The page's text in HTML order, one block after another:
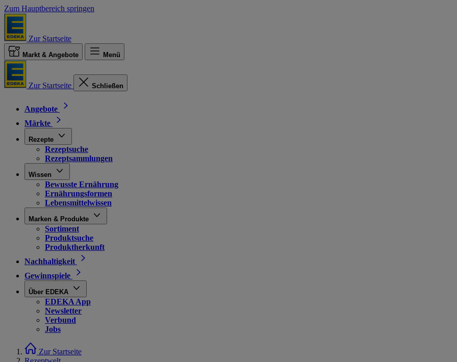
Zum Hauptbereich springen
Zur Startseite
Markt & Angebote Menü
Zur Startseite Schließen
Angebote
Märkte
Rezepte
Rezeptsuche
Rezeptsammlungen
Wissen
Bewusste Ernährung
Ernährungsformen
Lebensmittelwissen
Marken & Produkte
Sortiment
Produktsuche
Produktherkunft
Nachhaltigkeit
Gewinnspiele
Über EDEKA
EDEKA App
Newsletter
Verbund
Jobs
Zur Startseite